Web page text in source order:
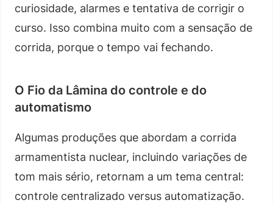
curiosidade, alarmes e tentativa de corrigir o
curso. Isso combina muito com a sensação de
corrida, porque o tempo vai fechando.
O Fio da Lâmina do controle e do
automatismo
Algumas produções que abordam a corrida
armamentista nuclear, incluindo variações de
tom mais sério, retornam a um tema central:
controle centralizado versus automatização.